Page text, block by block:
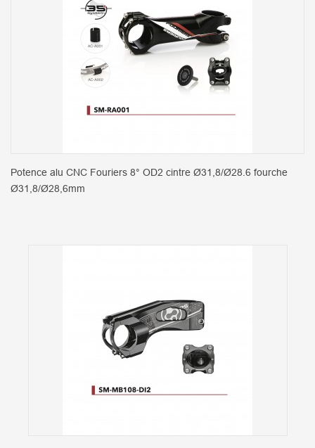
Potence alu CNC Fouriers 8° OD2 cintre Ø31,8/Ø28.6 fourche
Ø31,8/Ø28,6mm